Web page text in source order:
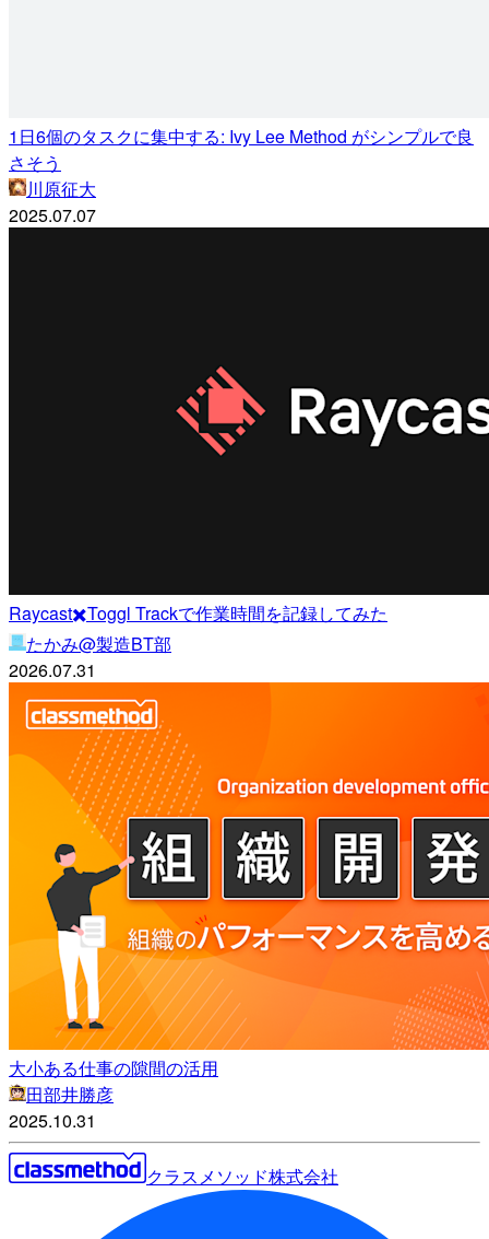
1日6個のタスクに集中する: Ivy Lee Method がシンプルで良
さそう
川原征大
2025.07.07
Raycast✖️Toggl Trackで作業時間を記録してみた
たかみ@製造BT部
2026.07.31
大小ある仕事の隙間の活用
田部井勝彦
2025.10.31
クラスメソッド株式会社